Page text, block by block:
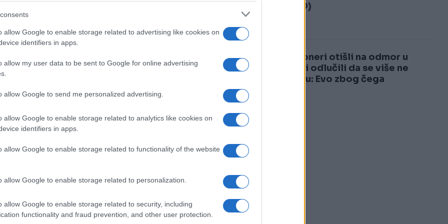
allow Google to enable storage related to advertising like cookies on
identifiers in apps.
allow my user data to be sent to Google for online advertising
allow Google to send me personalized advertising.
allow Google to enable storage related to analytics like cookies on
identifiers in apps.
allow Google to enable storage related to functionality of the website
allow Google to enable storage related to personalization.
allow Google to enable storage related to security, including
functionality and fraud prevention, and other user protection.
predsjedniku Vladimiru Putinu, tokom
izjavio je tokom saslušanja u Kongresu da je
zatečeni“. Odluku o otkazivanju slanja
je za našu zemlju ono što smo upravo učinili
raspoređena u Poljsku
je u utorak da je riječ o „privremenom
koju je opisao kao „uzornog američkog
brigadnih borbenih timova u Evropi s četiri na
jedinice biti raspoređene i gdje.
to da će brigada ipak biti raspoređena u Poljsku,
(VIDEO)
4
Penzioneri otišli na odmor u
Italiju i odlučili da se više ne
vraćaju: Evo zbog čega